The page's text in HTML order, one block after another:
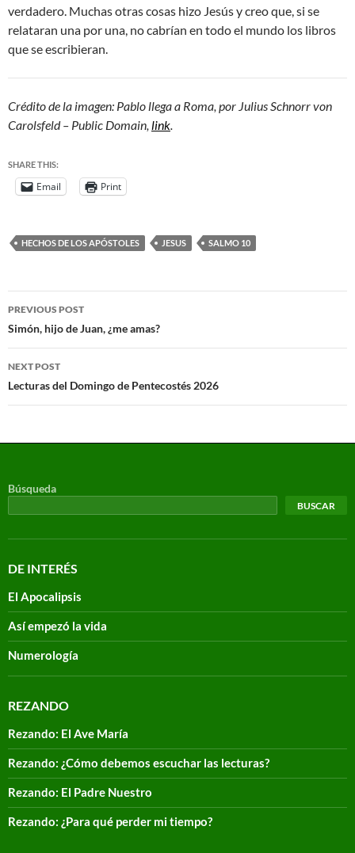
verdadero. Muchas otras cosas hizo Jesús y creo que, si se
relataran una por una, no cabrían en todo el mundo los libros
que se escribieran.
Crédito de la imagen: Pablo llega a Roma, por Julius Schnorr von
Carolsfeld – Public Domain, link
SHARE THIS:
Email Print
HECHOS DE LOS APÓSTOLES JESUS SALMO 10
PREVIOUS POST
Simón, hijo de Juan, ¿me amas?
NEXT POST
Lecturas del Domingo de Pentecostés 2026
Búsqueda
BUSCAR
DE INTERÉS
El Apocalipsis
Así empezó la vida
Numerología
REZANDO
Rezando: El Ave María
Rezando: ¿Cómo debemos escuchar las lecturas?
Rezando: El Padre Nuestro
Rezando: ¿Para qué perder mi tiempo?